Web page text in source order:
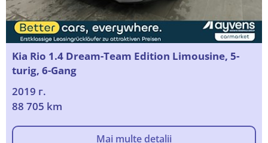
Kia Rio 1.4 Dream-Team Edition Limousine, 5-
turig, 6-Gang
2019 г.
88 705 km
Mai multe detalii